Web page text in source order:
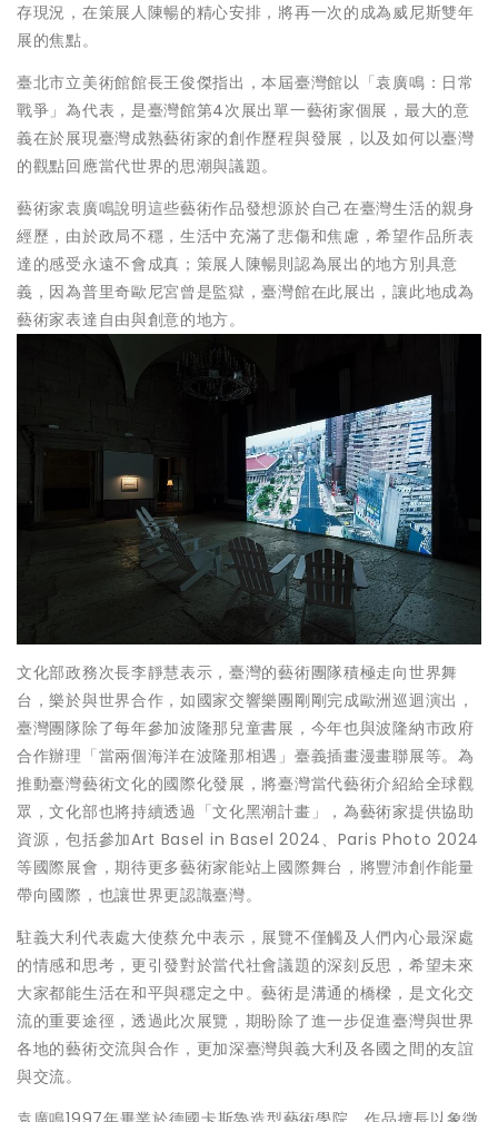
存現況，在策展人陳暢的精心安排，將再一次的成為威尼斯雙年
展的焦點。
臺北市立美術館館長王俊傑指出，本屆臺灣館以「袁廣鳴：日常
戰爭」為代表，是臺灣館第4次展出單一藝術家個展，最大的意
義在於展現臺灣成熟藝術家的創作歷程與發展，以及如何以臺灣
的觀點回應當代世界的思潮與議題。
藝術家袁廣鳴說明這些藝術作品發想源於自己在臺灣生活的親身
經歷，由於政局不穩，生活中充滿了悲傷和焦慮，希望作品所表
達的感受永遠不會成真；策展人陳暢則認為展出的地方別具意
義，因為普里奇歐尼宮曾是監獄，臺灣館在此展出，讓此地成為
藝術家表達自由與創意的地方。
文化部政務次長李靜慧表示，臺灣的藝術團隊積極走向世界舞
台，樂於與世界合作，如國家交響樂團剛剛完成歐洲巡迴演出，
臺灣團隊除了每年參加波隆那兒童書展，今年也與波隆納市政府
合作辦理「當兩個海洋在波隆那相遇」臺義插畫漫畫聯展等。為
推動臺灣藝術文化的國際化發展，將臺灣當代藝術介紹給全球觀
眾，文化部也將持續透過「文化黑潮計畫」，為藝術家提供協助
資源，包括參加Art Basel in Basel 2024、Paris Photo 2024
等國際展會，期待更多藝術家能站上國際舞台，將豐沛創作能量
帶向國際，也讓世界更認識臺灣。
駐義大利代表處大使蔡允中表示，展覽不僅觸及人們內心最深處
的情感和思考，更引發對於當代社會議題的深刻反思，希望未來
大家都能生活在和平與穩定之中。藝術是溝通的橋樑，是文化交
流的重要途徑，透過此次展覽，期盼除了進一步促進臺灣與世界
各地的藝術交流與合作，更加深臺灣與義大利及各國之間的友誼
與交流。